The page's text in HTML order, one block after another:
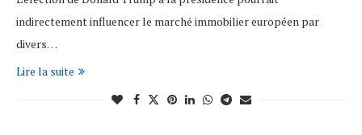
indirectement influencer le marché immobilier européen par
divers…
Lire la suite